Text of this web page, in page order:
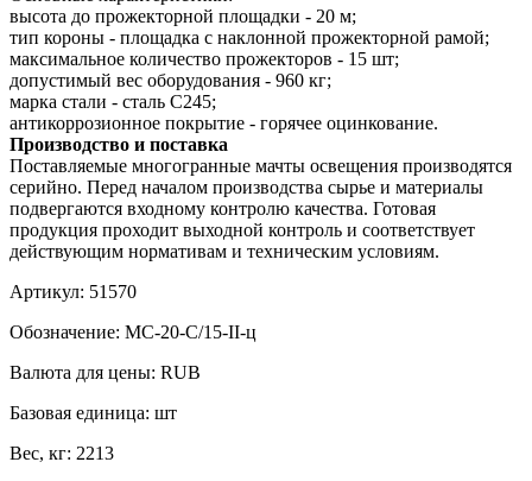
высота до прожекторной площадки - 20 м;
тип короны - площадка с наклонной прожекторной рамой;
максимальное количество прожекторов - 15 шт;
допустимый вес оборудования - 960 кг;
марка стали - сталь С245;
антикоррозионное покрытие - горячее оцинкование.
Производство и поставка
Поставляемые многогранные мачты освещения производятся
серийно. Перед началом производства сырье и материалы
подвергаются входному контролю качества. Готовая
продукция проходит выходной контроль и соответствует
действующим нормативам и техническим условиям.
Артикул: 51570
Обозначение: МС-20-С/15-II-ц
Валюта для цены: RUB
Базовая единица: шт
Вес, кг: 2213